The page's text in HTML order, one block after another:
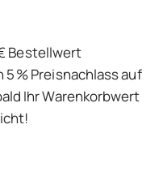
Bestellwert
% Preisnachlass auf
Ihr Warenkorbwert